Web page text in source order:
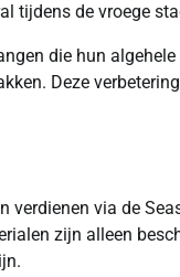
tijdens de vroege
die hun
Deze
via de
zijn alleen